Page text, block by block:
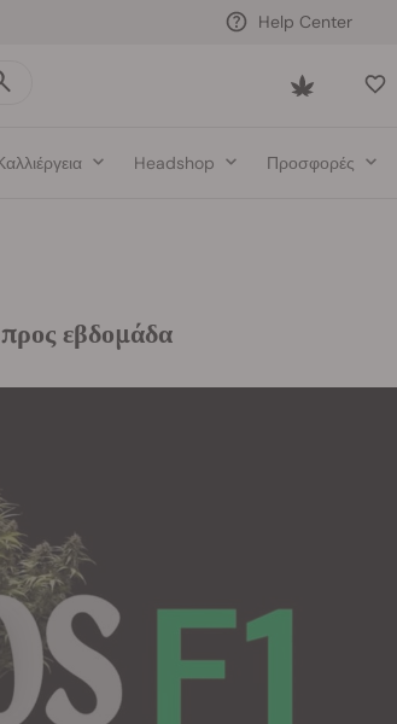
Help Center
Headshop Προσφορές
εβδομάδα